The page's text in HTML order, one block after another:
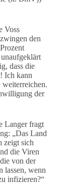
Voss
den
dass die
Ich kann
der
Langer fragt
„Das Land
zeigt sich
die Viren
von der
lassen, wenn
infizieren?“